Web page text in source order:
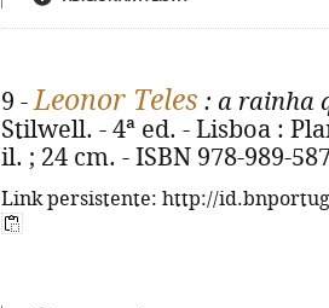
9 -Leonor Teles : a rainha
Stilwell. - 4ª ed. - Lisboa :
il. ; 24 cm. - ISBN 978-989-
Link persistente: http://